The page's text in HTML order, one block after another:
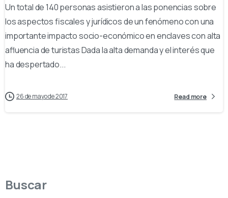
Un total de 140 personas asistieron a las ponencias sobre
los aspectos fiscales y jurídicos de un fenómeno con una
importante impacto socio-económico en enclaves con alta
afluencia de turistas Dada la alta demanda y el interés que
ha despertado...
26 de mayo de 2017 Read more
Buscar